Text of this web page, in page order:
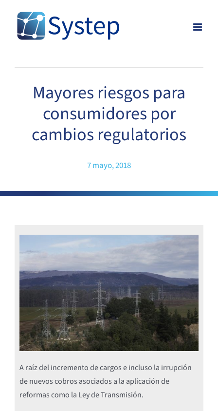
content
Mayores riesgos para
consumidores por
cambios regulatorios
7 mayo, 2018
A raíz del incremento de cargos e incluso la irrupción
de nuevos cobros asociados a la aplicación de
reformas como la Ley de Transmisión.